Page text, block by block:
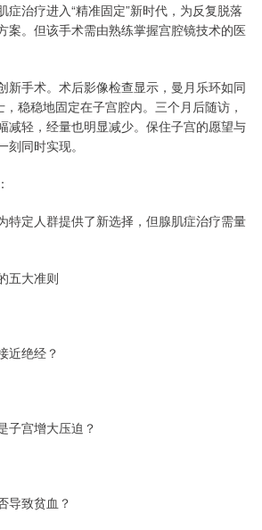
症治疗进入“精准固定”新时代，为反复脱落
案。但该手术需由熟练掌握宫腔镜技术的医
新手术。术后影像检查显示，曼月乐环如同
稳稳地固定在子宫腔内。三个月后随访，
减轻，经量也明显减少。保住子宫的愿望与
同时实现。
特定人群提供了新选择，但腺肌症治疗需量
五大准则
近绝经？
子宫增大压迫？
导致贫血？